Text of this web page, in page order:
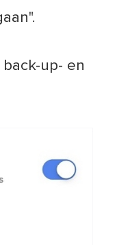
up- en